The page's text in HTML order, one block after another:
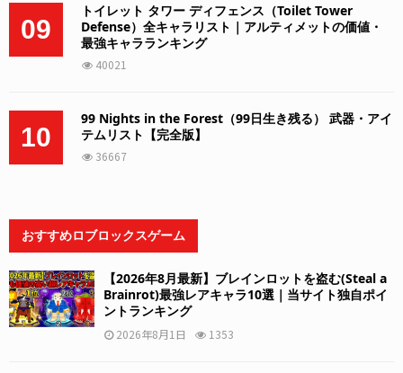
09
トイレット タワー ディフェンス（Toilet Tower
Defense）全キャラリスト｜アルティメットの価値・
最強キャラランキング
40021
10
99 Nights in the Forest（99日生き残る） 武器・アイ
テムリスト【完全版】
36667
おすすめロブロックスゲーム
【2026年8月最新】ブレインロットを盗む(Steal a
Brainrot)最強レアキャラ10選｜当サイト独自ポイ
ントランキング
2026年8月1日 1353